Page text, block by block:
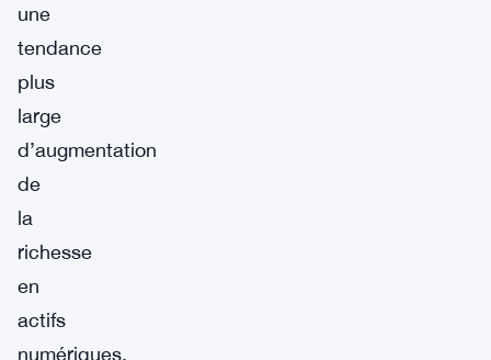
une
tendance
plus
large
d’augmentation
de
la
richesse
en
actifs
numériques.